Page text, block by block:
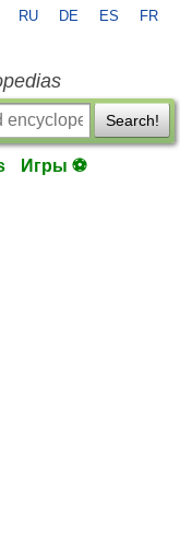
RU DE ES FR
Search!
Игры ⚽